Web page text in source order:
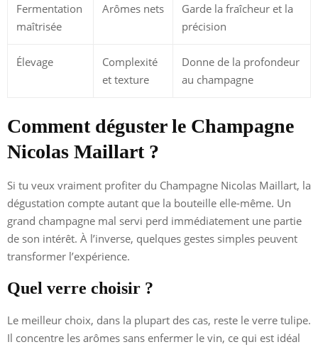
Fermentation
maîtrisée
Arômes nets
Garde la fraîcheur et la
précision
Élevage
Complexité
et texture
Donne de la profondeur
au champagne
Comment déguster le Champagne
Nicolas Maillart ?
Si tu veux vraiment profiter du Champagne Nicolas Maillart, la
dégustation compte autant que la bouteille elle-même. Un
grand champagne mal servi perd immédiatement une partie
de son intérêt. À l’inverse, quelques gestes simples peuvent
transformer l’expérience.
Quel verre choisir ?
Le meilleur choix, dans la plupart des cas, reste le verre tulipe.
Il concentre les arômes sans enfermer le vin, ce qui est idéal